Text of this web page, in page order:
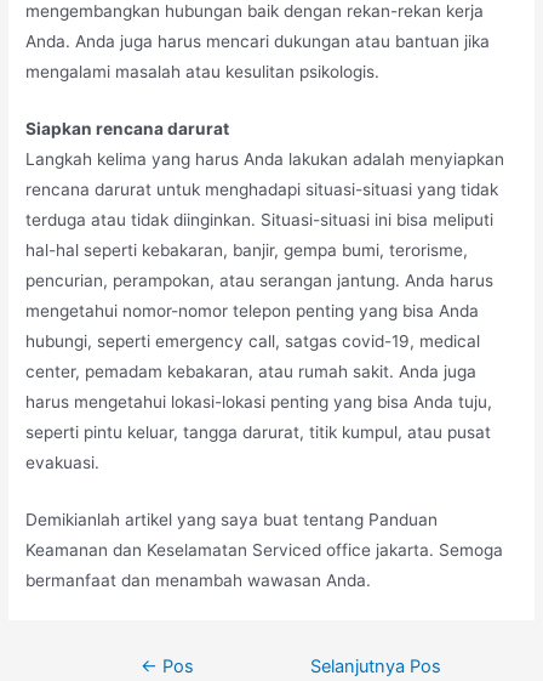
mengembangkan hubungan baik dengan rekan-rekan kerja
Anda. Anda juga harus mencari dukungan atau bantuan jika
mengalami masalah atau kesulitan psikologis.
Siapkan rencana darurat
Langkah kelima yang harus Anda lakukan adalah menyiapkan
rencana darurat untuk menghadapi situasi-situasi yang tidak
terduga atau tidak diinginkan. Situasi-situasi ini bisa meliputi
hal-hal seperti kebakaran, banjir, gempa bumi, terorisme,
pencurian, perampokan, atau serangan jantung. Anda harus
mengetahui nomor-nomor telepon penting yang bisa Anda
hubungi, seperti emergency call, satgas covid-19, medical
center, pemadam kebakaran, atau rumah sakit. Anda juga
harus mengetahui lokasi-lokasi penting yang bisa Anda tuju,
seperti pintu keluar, tangga darurat, titik kumpul, atau pusat
evakuasi.
Demikianlah artikel yang saya buat tentang Panduan
Keamanan dan Keselamatan Serviced office jakarta. Semoga
bermanfaat dan menambah wawasan Anda.
← Pos
Selanjutnya Pos